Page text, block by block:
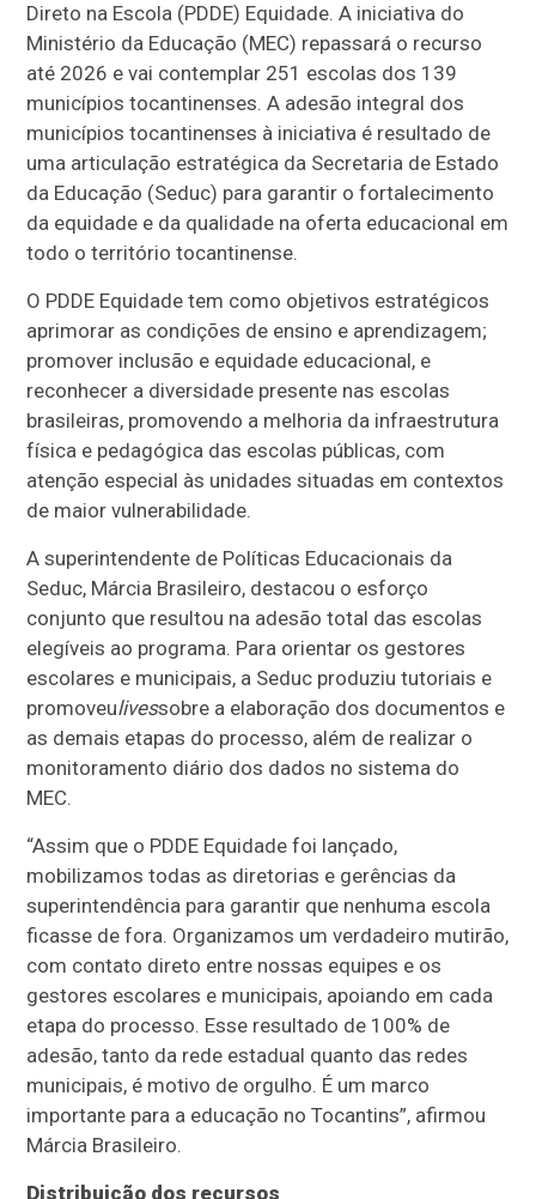
Direto na Escola (PDDE) Equidade. A iniciativa do
Ministério da Educação (MEC) repassará o recurso
até 2026 e vai contemplar 251 escolas dos 139
municípios tocantinenses. A adesão integral dos
municípios tocantinenses à iniciativa é resultado de
uma articulação estratégica da Secretaria de Estado
da Educação (Seduc) para garantir o fortalecimento
da equidade e da qualidade na oferta educacional em
todo o território tocantinense.
O PDDE Equidade tem como objetivos estratégicos
aprimorar as condições de ensino e aprendizagem;
promover inclusão e equidade educacional, e
reconhecer a diversidade presente nas escolas
brasileiras, promovendo a melhoria da infraestrutura
física e pedagógica das escolas públicas, com
atenção especial às unidades situadas em contextos
de maior vulnerabilidade.
A superintendente de Políticas Educacionais da
Seduc, Márcia Brasileiro, destacou o esforço
conjunto que resultou na adesão total das escolas
elegíveis ao programa. Para orientar os gestores
escolares e municipais, a Seduc produziu tutoriais e
promoveulivessobre a elaboração dos documentos e
as demais etapas do processo, além de realizar o
monitoramento diário dos dados no sistema do
MEC.
“Assim que o PDDE Equidade foi lançado,
mobilizamos todas as diretorias e gerências da
superintendência para garantir que nenhuma escola
ficasse de fora. Organizamos um verdadeiro mutirão,
com contato direto entre nossas equipes e os
gestores escolares e municipais, apoiando em cada
etapa do processo. Esse resultado de 100% de
adesão, tanto da rede estadual quanto das redes
municipais, é motivo de orgulho. É um marco
importante para a educação no Tocantins”, afirmou
Márcia Brasileiro.
Distribuição dos recursos